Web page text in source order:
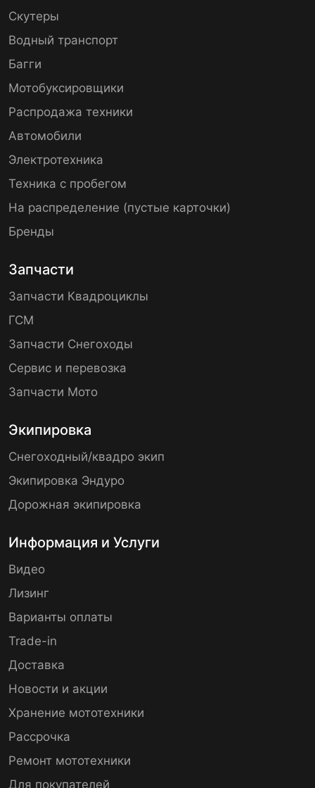
Скутеры
Водный транспорт
Багги
Мотобуксировщики
Распродажа техники
Автомобили
Электротехника
Техника с пробегом
На распределение (пустые карточки)
Бренды
Запчасти
Запчасти Квадроциклы
ГСМ
Запчасти Снегоходы
Сервис и перевозка
Запчасти Мото
Экипировка
Снегоходный/квадро экип
Экипировка Эндуро
Дорожная экипировка
Информация и Услуги
Видео
Лизинг
Варианты оплаты
Trade-in
Доставка
Новости и акции
Хранение мототехники
Рассрочка
Ремонт мототехники
Для покупателей